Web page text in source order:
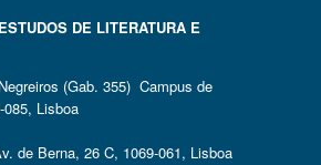
DE LITERATURA E
(Gab. 355) Campus de
Lisboa
de Berna, 26 C, 1069-061, Lisboa